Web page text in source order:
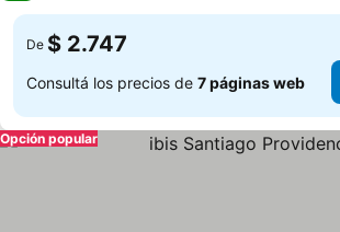
De $ 2.747
Consultá los precios de 7 páginas web
Opción popular